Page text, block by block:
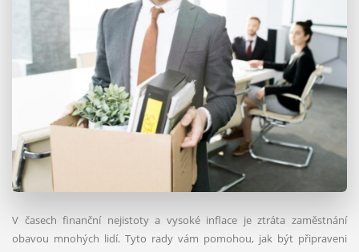
V časech finanční nejistoty a vysoké inflace je ztráta zaměstnání
obavou mnohých lidí. Tyto rady vám pomohou, jak být připraveni